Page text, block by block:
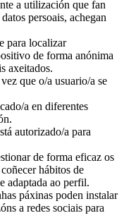
a utilización que fan
persoais, achegan
para localizar
de forma anónima
axeitados.
que o/a usuario/a se
a en diferentes
autorizado/a para
de forma eficaz os
hábitos de
adaptada ao perfil.
páxinas poden instalar
a redes sociais para